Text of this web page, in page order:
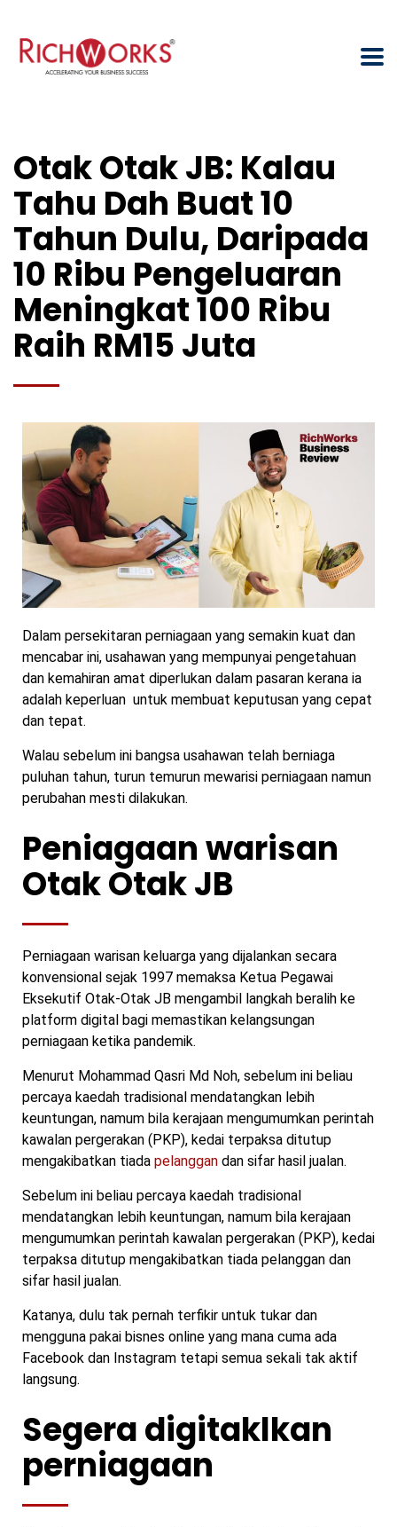
Otak Otak JB: Kalau
Tahu Dah Buat 10
Tahun Dulu, Daripada
10 Ribu Pengeluaran
Meningkat 100 Ribu
Raih RM15 Juta
Dalam persekitaran perniagaan yang semakin kuat dan
mencabar ini, usahawan yang mempunyai pengetahuan
dan kemahiran amat diperlukan dalam pasaran kerana ia
adalah keperluan untuk membuat keputusan yang cepat
dan tepat.
Walau sebelum ini bangsa usahawan telah berniaga
puluhan tahun, turun temurun mewarisi perniagaan namun
perubahan mesti dilakukan.
Peniagaan warisan
Otak Otak JB
Perniagaan warisan keluarga yang dijalankan secara
konvensional sejak 1997 memaksa Ketua Pegawai
Eksekutif Otak-Otak JB mengambil langkah beralih ke
platform digital bagi memastikan kelangsungan
perniagaan ketika pandemik.
Menurut Mohammad Qasri Md Noh, sebelum ini beliau
percaya kaedah tradisional mendatangkan lebih
keuntungan, namum bila kerajaan mengumumkan perintah
kawalan pergerakan (PKP), kedai terpaksa ditutup
mengakibatkan tiada pelanggan dan sifar hasil jualan.
Sebelum ini beliau percaya kaedah tradisional
mendatangkan lebih keuntungan, namum bila kerajaan
mengumumkan perintah kawalan pergerakan (PKP), kedai
terpaksa ditutup mengakibatkan tiada pelanggan dan
sifar hasil jualan.
Katanya, dulu tak pernah terfikir untuk tukar dan
mengguna pakai bisnes online yang mana cuma ada
Facebook dan Instagram tetapi semua sekali tak aktif
langsung.
Segera digitaklkan
perniagaan